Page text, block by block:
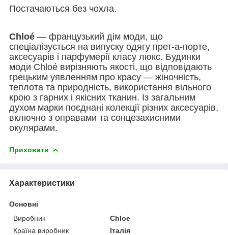
Постачаються без чохла.
Chloé — французький дім моди, що
спеціалізується на випуску одягу прет-а-порте,
аксесуарів і парфумерії класу люкс. Будинки
моди Chloé вирізняють якості, що відповідають
грецьким уявленням про красу — жіночність,
теплота та природність, використання вільного
крою з гарних і якісних тканин. Із загальним
духом марки поєднані колекції різних аксесуарів,
включно з оправами та сонцезахисними
окулярами.
Приховати
Характеристики
Основні
Виробник
Chloe
Країна виробник
Італія